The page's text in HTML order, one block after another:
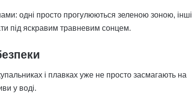
одні просто прогулюються зеленою зоною, інші
під яскравим травневим сонцем.
і плавках уже не просто засмагають на
у воді.